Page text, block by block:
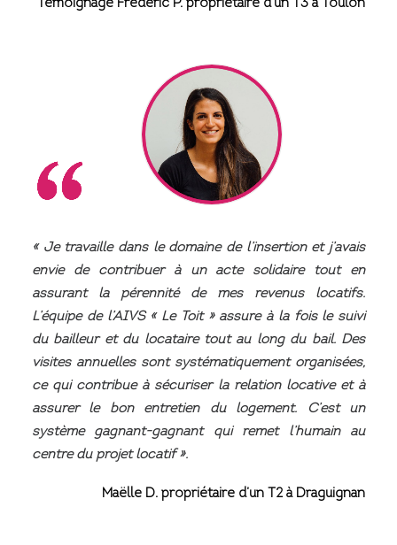
Témoignage Frédéric P. propriétaire d’un T3 à Toulon
« Je travaille dans le domaine de l’insertion et j’avais
envie de contribuer à un acte solidaire tout en
assurant la pérennité de mes revenus locatifs.
L’équipe de l’AIVS « Le Toit » assure à la fois le suivi
du bailleur et du locataire tout au long du bail. Des
visites annuelles sont systématiquement organisées,
ce qui contribue à sécuriser la relation locative et à
assurer le bon entretien du logement. C’est un
système gagnant-gagnant qui remet l’humain au
centre du projet locatif ».
Maëlle D. propriétaire d’un T2 à Draguignan